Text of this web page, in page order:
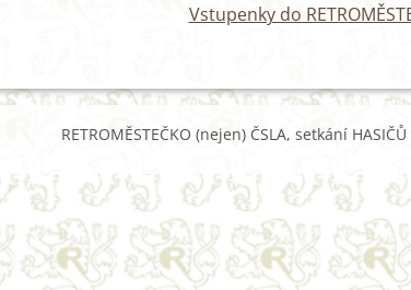
Vstupenky do
RETROMĚSTEČKO (nejen) ČSLA, setkání